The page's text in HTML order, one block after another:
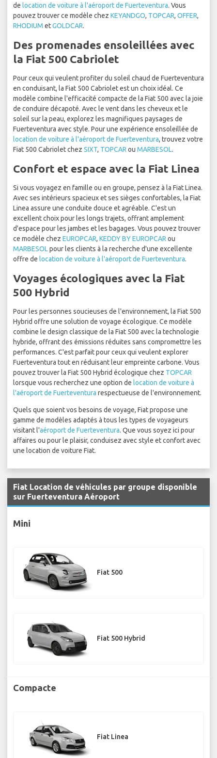
de location de voiture à l'aéroport de Fuerteventura. Vous
pouvez trouver ce modèle chez KEYANDGO, TOPCAR, OFFER,
RHODIUM etGOLDCAR.
Des promenades ensoleillées avec
la Fiat 500 Cabriolet
Pour ceux qui veulent profiter du soleil chaud de Fuerteventura
en conduisant, la Fiat 500 Cabriolet est un choix idéal. Ce
modèle combine l'efficacité compacte de la Fiat 500 avec la joie
de conduire décapoté. Avec le vent dans les cheveux et le
soleil sur la peau, explorez les magnifiques paysages de
Fuerteventura avec style. Pour une expérience ensoleillée de
location de voiture à l'aéroport de Fuerteventura, trouvez votre
Fiat 500 Cabriolet chez SIXT, TOPCAR ou MARBESOL.
Confort et espace avec la Fiat Linea
Si vous voyagez en famille ou en groupe, pensez à la Fiat Linea.
Avec ses intérieurs spacieux et ses sièges confortables, la Fiat
Linea assure une conduite douce et agréable. C'est un
excellent choix pour les longs trajets, offrant amplement
d'espace pour les jambes et les bagages. Vous pouvez trouver
ce modèle chez EUROPCAR, KEDDY BY EUROPCAR ou
MARBESOLpour les clients à la recherche d'une excellente
offre de location de voiture à l'aéroport de Fuerteventura.
Voyages écologiques avec la Fiat
500 Hybrid
Pour les personnes soucieuses de l'environnement, la Fiat 500
Hybrid offre une solution de voyage écologique. Ce modèle
combine le design classique de la Fiat 500 avec la technologie
hybride, offrant des émissions réduites sans compromettre les
performances. C'est parfait pour ceux qui veulent explorer
Fuerteventura tout en réduisant leur empreinte carbone. Vous
pouvez trouver la Fiat 500 Hybrid écologique chez TOPCAR
lorsque vous recherchez une option de location de voiture à
l'aéroport de Fuerteventura respectueuse de l'environnement.
Quels que soient vos besoins de voyage, Fiat propose une
gamme de modèles adaptés à tous les types de voyageurs
visitant l'aéroport de Fuerteventura. Que vous soyez ici pour
affaires ou pour le plaisir, conduisez avec style et confort avec
une location de voiture Fiat.
Fiat Location de véhicules par groupe disponible
sur Fuerteventura Aéroport
Mini
Fiat 500
Fiat 500 Hybrid
Compacte
Fiat Linea